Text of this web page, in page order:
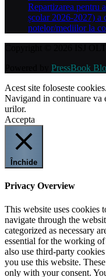
Repartizarea pentru
școlar 2026-2027) a
notelor/mediilor la
PressBook
Acest site foloseste cookies.
Navigand in continuare va
urilor.
Accepta
Închide
Privacy Overview
This website uses cookies
navigate through the
categorized as necessary
essential for the working
also use third-party
you use this website.
only with your consent.